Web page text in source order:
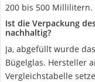
200 bis 500 Millilitern.
Ist die Verpackung
nachhaltig?
Ja, abgefüllt wurde
Bügelglas. Hersteller
Vergleichstabelle